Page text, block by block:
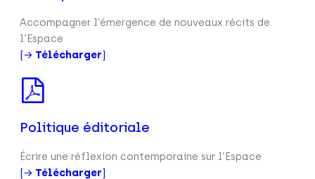
Accompagner l’émergence de nouveaux récits de
l’Espace
[→ Télécharger]
Politique éditoriale
Écrire une réflexion contemporaine sur l’Espace
[→ Télécharger]